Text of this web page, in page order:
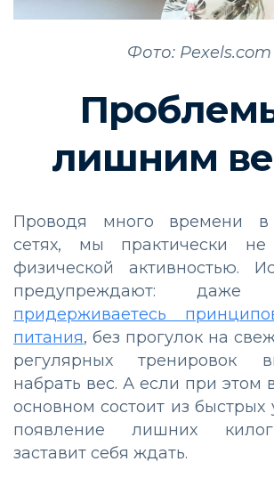
Фото: Pexels.com
лишним
Проводя много времени в
сетях, мы практически не
физической активностью.
предупреждают:
придерживаетесь
питания, без прогулок на
регулярных тренировок
набрать вес. А если при этом
основном состоит из быстрых
появление лишних
заставит себя ждать.